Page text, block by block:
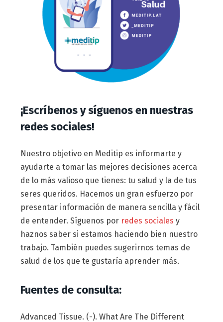
¡Escríbenos y síguenos en nuestras
redes sociales!
Nuestro objetivo en Meditip es informarte y
ayudarte a tomar las mejores decisiones acerca
de lo más valioso que tienes: tu salud y la de tus
seres queridos. Hacemos un gran esfuerzo por
presentar información de manera sencilla y fácil
de entender. Síguenos por redes sociales y
haznos saber si estamos haciendo bien nuestro
trabajo. También puedes sugerirnos temas de
salud de los que te gustaría aprender más.
Fuentes de consulta:
Advanced Tissue. (-). What Are The Different